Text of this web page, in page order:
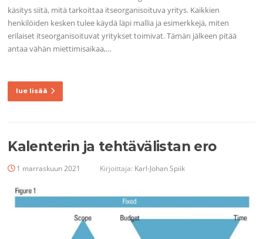
käsitys siitä, mitä tarkoittaa itseorganisoituva yritys. Kaikkien
henkilöiden kesken tulee käydä läpi mallia ja esimerkkejä, miten
erilaiset itseorganisoituvat yritykset toimivat. Tämän jälkeen pitää
antaa vähän miettimisaikaa,…
lue lisää
Kalenterin ja tehtävälistan ero
1 marraskuun 2021 Kirjoittaja: Karl-Johan Spiik